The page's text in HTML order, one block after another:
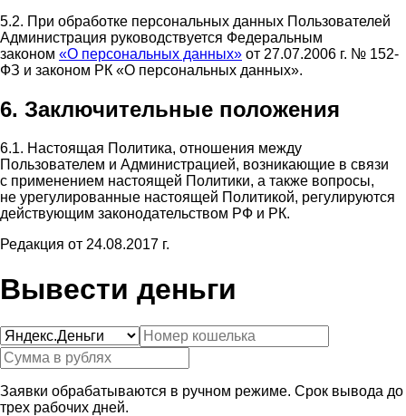
5.2. При обработке персональных данных Пользователей
Администрация руководствуется Федеральным
законом «О персональных данных» от 27.07.2006 г. № 152-
ФЗ и законом РК «О персональных данных».
6. Заключительные положения
6.1. Настоящая Политика, отношения между
Пользователем и Администрацией, возникающие в связи
с применением настоящей Политики, а также вопросы,
не урегулированные настоящей Политикой, регулируются
действующим законодательством РФ и РК.
Редакция от 24.08.2017 г.
Вывести деньги
Заявки обрабатываются в ручном режиме. Срок вывода до
трех рабочих дней.